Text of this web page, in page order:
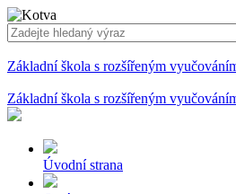
Základní škola s rozšířeným
Základní škola s rozšířeným
Úvodní strana